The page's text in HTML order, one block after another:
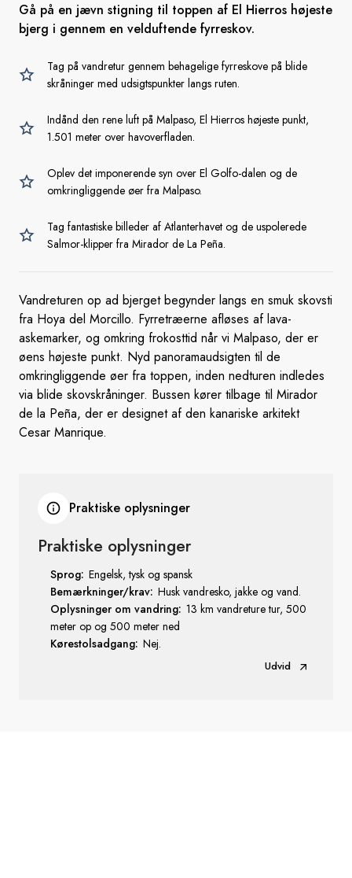
Gå på en jævn stigning til toppen af El Hierros højeste
bjerg i gennem en velduftende fyrreskov.
Tag på vandretur gennem behagelige fyrreskove på blide
skråninger med udsigtspunkter langs ruten.
Indånd den rene luft på Malpaso, El Hierros højeste punkt,
1.501 meter over havoverfladen.
Oplev det imponerende syn over El Golfo-dalen og de
omkringliggende øer fra Malpaso.
Tag fantastiske billeder af Atlanterhavet og de uspolerede
Salmor-klipper fra Mirador de La Peña.
Vandreturen op ad bjerget begynder langs en smuk skovsti
fra Hoya del Morcillo. Fyrretræerne afløses af lava-
askemarker, og omkring frokosttid når vi Malpaso, der er
øens højeste punkt. Nyd panoramaudsigten til de
omkringliggende øer fra toppen, inden nedturen indledes
via blide skovskråninger. Bussen kører tilbage til Mirador
de la Peña, der er designet af den kanariske arkitekt
Cesar Manrique.
Praktiske oplysninger
Praktiske oplysninger
Sprog: Engelsk, tysk og spansk
Bemærkninger/krav: Husk vandresko, jakke og vand.
Oplysninger om vandring: 13 km vandreture tur, 500
meter op og 500 meter ned
Kørestolsadgang: Nej.
Udvid